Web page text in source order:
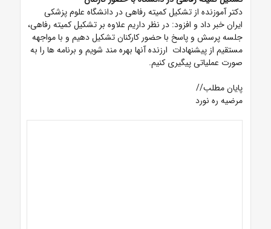
دکتر آموزنده از تشکیل کمیته رفاهی در دانشگاه علوم پزشکی
ایران خبر داد و افزود: در نظر داریم علاوه بر تشکیل کمیته رفاهی،
جلسه پرسش و پاسخ با حضور کارکنان تشکیل دهیم و با مواجهه
مستقیم از پیشنهادات ارزنده آنها بهره مند شویم و برنامه ها را به
صورت عملیاتی پیگیری کنیم.
پایان مطلب//
مرضیه ره نورد